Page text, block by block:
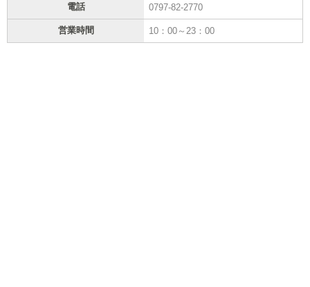
電話 0797-82-2770
営業時間 10：00～23：00